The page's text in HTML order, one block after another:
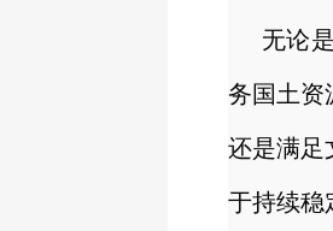
无论
务国土资
还是满足
于持续稳